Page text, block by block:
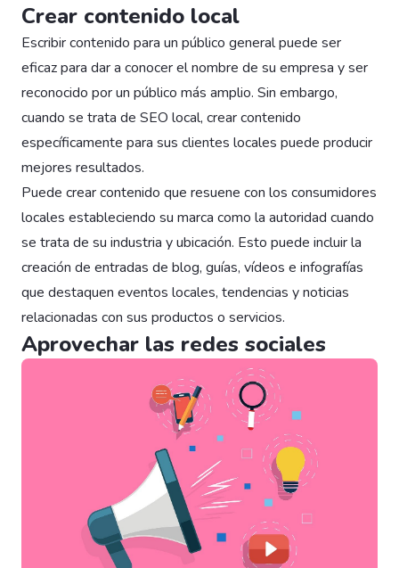
Crear contenido local
Escribir contenido para un público general puede ser
eficaz para dar a conocer el nombre de su empresa y ser
reconocido por un público más amplio. Sin embargo,
cuando se trata de SEO local, crear contenido
específicamente para sus clientes locales puede producir
mejores resultados.
Puede crear contenido que resuene con los consumidores
locales estableciendo su marca como la autoridad cuando
se trata de su industria y ubicación. Esto puede incluir la
creación de entradas de blog, guías, vídeos e infografías
que destaquen eventos locales, tendencias y noticias
relacionadas con sus productos o servicios.
Aprovechar las redes sociales